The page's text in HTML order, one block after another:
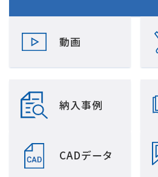
動画
納入事例
CADデータ